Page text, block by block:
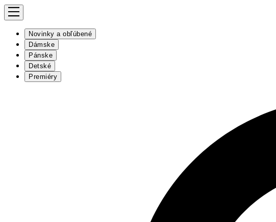
Novinky a obľúbené
Dámske
Pánske
Detské
Premiéry